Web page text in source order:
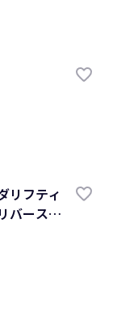
リフティ
バースク